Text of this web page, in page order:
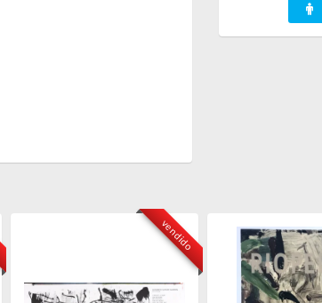
vendido